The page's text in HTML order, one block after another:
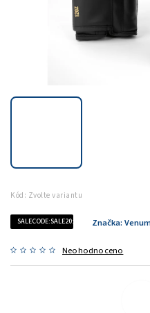
Kód: Zvolte variantu
SALECODE:SALE20:20:%
Neohodnoceno
Značka: